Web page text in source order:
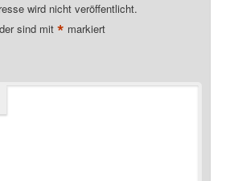
wird nicht veröffentlicht.
sind mit* markiert